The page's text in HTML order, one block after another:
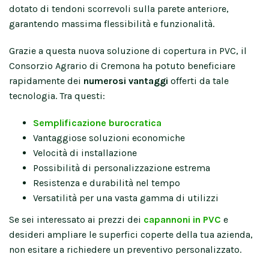
dotato di tendoni scorrevoli sulla parete anteriore,
garantendo massima flessibilità e funzionalità.
Grazie a questa nuova soluzione di copertura in PVC, il
Consorzio Agrario di Cremona ha potuto beneficiare
rapidamente dei numerosi vantaggi offerti da tale
tecnologia. Tra questi:
Semplificazione burocratica
Vantaggiose soluzioni economiche
Velocità di installazione
Possibilità di personalizzazione estrema
Resistenza e durabilità nel tempo
Versatilità per una vasta gamma di utilizzi
Se sei interessato ai prezzi dei capannoni in PVC e
desideri ampliare le superfici coperte della tua azienda,
non esitare a richiedere un preventivo personalizzato.